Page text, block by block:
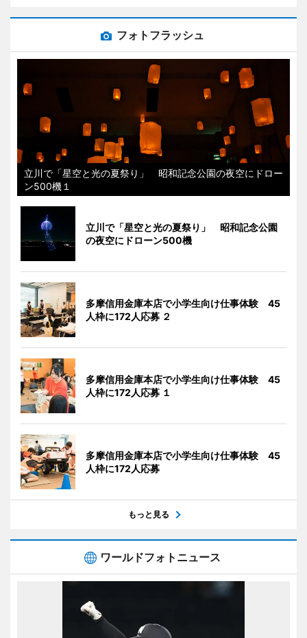
フォトフラッシュ
立川で「星空と光の夏祭り」 昭和記念公園の夜空にドロー
ン500機１
立川で「星空と光の夏祭り」 昭和記念公園
の夜空にドローン500機
多摩信用金庫本店で小学生向け仕事体験 45
人枠に172人応募 ２
多摩信用金庫本店で小学生向け仕事体験 45
人枠に172人応募 １
多摩信用金庫本店で小学生向け仕事体験 45
人枠に172人応募
もっと見る
ワールドフォトニュース